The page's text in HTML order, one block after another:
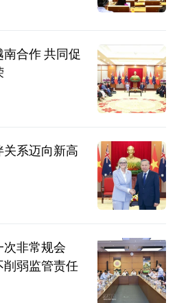
合作 共同促
系迈向新高
非常规会
弱监管责任